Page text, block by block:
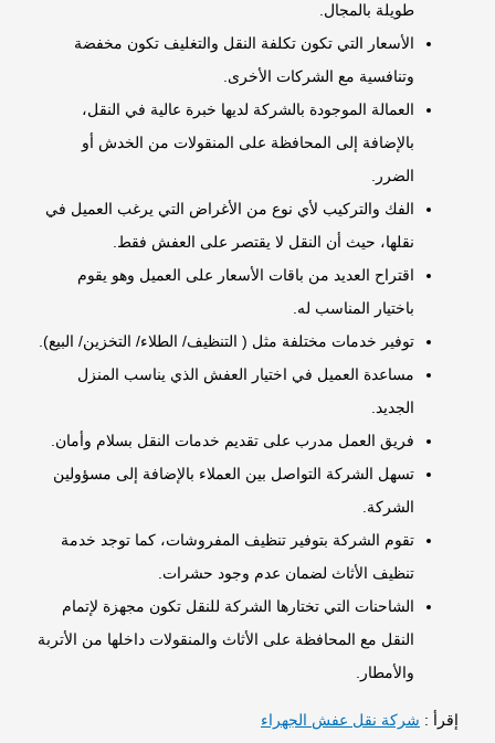
طويلة بالمجال.
الأسعار التي تكون تكلفة النقل والتغليف تكون مخفضة
وتنافسية مع الشركات الأخرى.
العمالة الموجودة بالشركة لديها خبرة عالية في النقل،
بالإضافة إلى المحافظة على المنقولات من الخدش أو
الضرر.
الفك والتركيب لأي نوع من الأغراض التي يرغب العميل في
نقلها، حيث أن النقل لا يقتصر على العفش فقط.
اقتراح العديد من باقات الأسعار على العميل وهو يقوم
باختيار المناسب له.
توفير خدمات مختلفة مثل ( التنظيف/ الطلاء/ التخزين/ البيع).
مساعدة العميل في اختيار العفش الذي يناسب المنزل
الجديد.
فريق العمل مدرب على تقديم خدمات النقل بسلام وأمان.
تسهل الشركة التواصل بين العملاء بالإضافة إلى مسؤولين
الشركة.
تقوم الشركة بتوفير تنظيف المفروشات، كما توجد خدمة
تنظيف الأثاث لضمان عدم وجود حشرات.
الشاحنات التي تختارها الشركة للنقل تكون مجهزة لإتمام
النقل مع المحافظة على الأثاث والمنقولات داخلها من الأتربة
والأمطار.
إقرأ :شركة نقل عفش الجهراء